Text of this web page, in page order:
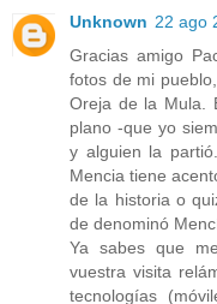
Unknown 22 ago
Gracias amigo
fotos de mi
Oreja de la Mula.
plano -que yo
y alguien la
Mencia tiene
de la historia o
de denominó
Ya sabes que
vuestra visita
tecnologías